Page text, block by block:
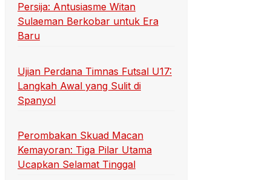
Persija: Antusiasme Witan
Sulaeman Berkobar untuk Era
Baru
Ujian Perdana Timnas Futsal U17:
Langkah Awal yang Sulit di
Spanyol
Perombakan Skuad Macan
Kemayoran: Tiga Pilar Utama
Ucapkan Selamat Tinggal